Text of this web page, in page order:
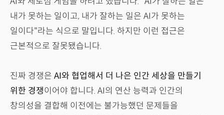
내가 못하는 일이고, 내가 잘하는 일은 AI가 못하는
일이다"라는 식으로 말입니다. 하지만 이런 접근은
근본적으로 잘못됐습니다.
진짜 경쟁은 AI와 협업해서 더 나은 인간 세상을 만들기
위한 경쟁이어야 합니다. AI의 연산 능력과 인간의
창의성을 결합해 이전에는 불가능했던 문제들을